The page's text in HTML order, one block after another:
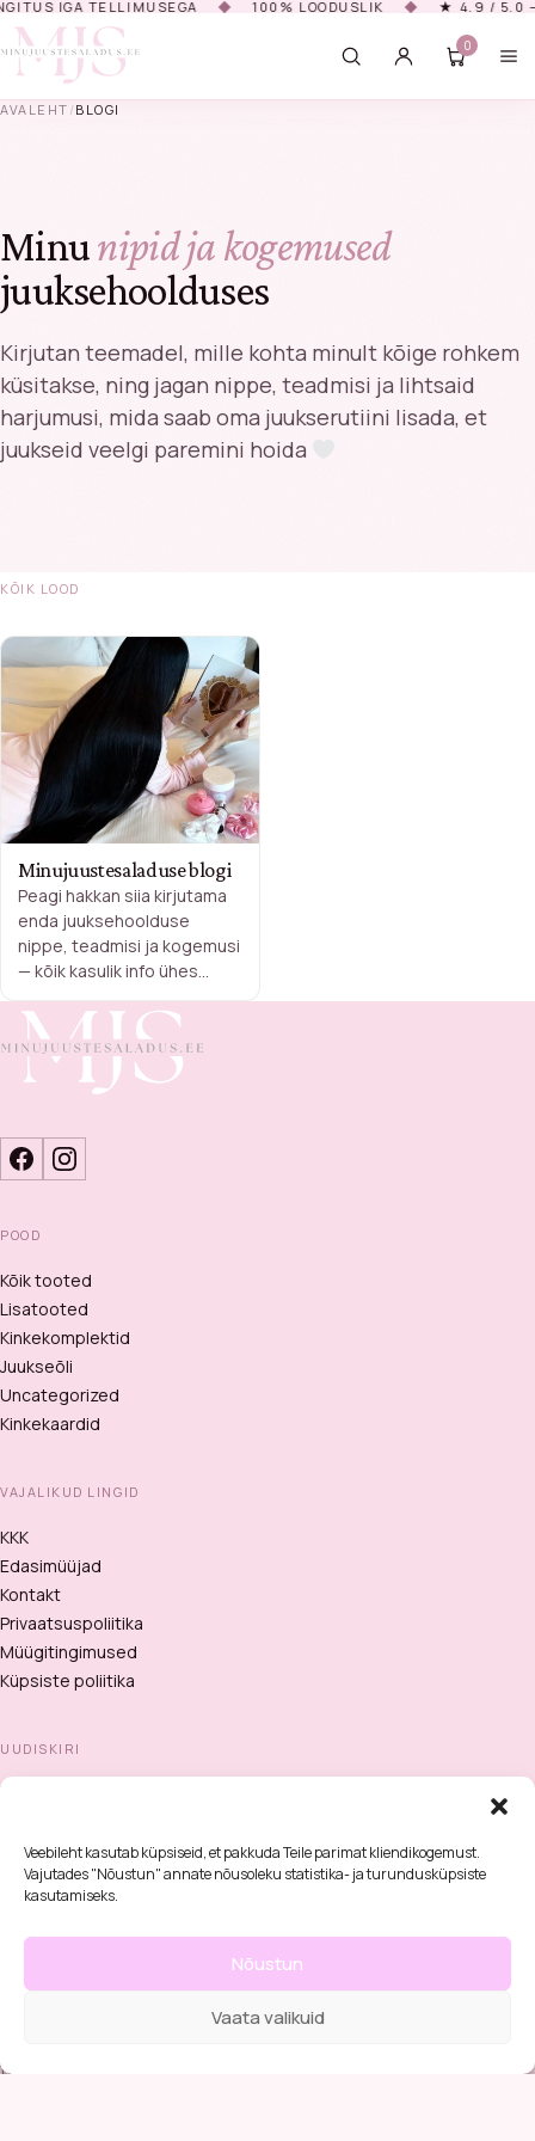
Veebileht kasutab küpsiseid, et pakkuda Teile parimat kliendikogemust.
Vajutades "Nõustun" annate nõusoleku statistika- ja turundusküpsiste
kasutamiseks.
Nõustun
Vaata valikuid
IGA TELLIMUSEGA ◆ 100% LOODUSLIK ◆ ★ 4.9 / 5.0 —
0
HAKKA KIRJUTAMA, ET NÄHA TOOTEID…
AVALEHT /BLOGI
Minunipid ja kogemused
juuksehoolduses
Kirjutan teemadel, mille kohta minult kõige rohkem
küsitakse, ning jagan nippe, teadmisi ja lihtsaid
harjumusi, mida saab oma juukserutiini lisada, et
juukseid veelgi paremini hoida
KÕIK LOOD
Minujuustesaladuse blogi
Peagi hakkan siia kirjutama
enda juuksehoolduse
nippe, teadmisi ja kogemusi
— kõik kasulik info ühes
POOD
Kõik tooted
Lisatooted
Kinkekomplektid
Juukseõli
Uncategorized
Kinkekaardid
VAJALIKUD LINGID
KKK
Edasimüüjad
Kontakt
Privaatsuspoliitika
Müügitingimused
Küpsiste poliitika
UUDISKIRI
Liitu uudiskirjaga! Aeg-ajalt saadan nõuandeid juuksehoolduse
Olen nõus saama uudiskirju ja nõustunprivaatsuspoliitikaga.
teenusetingimused